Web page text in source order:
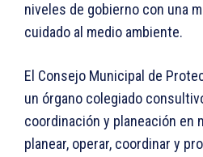
niveles de gobierno con una
cuidado al medio ambiente.
El Consejo Municipal de
un órgano colegiado
coordinación y planeación en
planear, operar, coordinar y